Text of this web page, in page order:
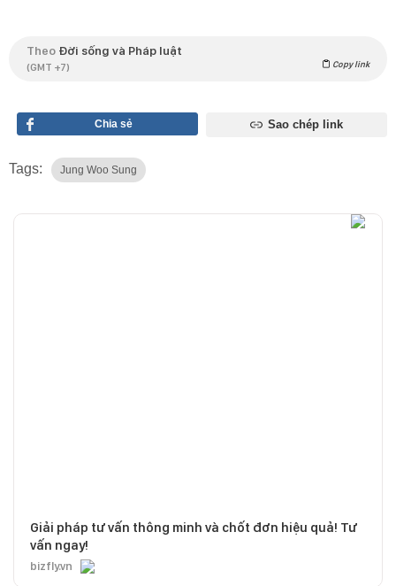
Theo Đời sống và Pháp luật
(GMT +7) Copy link
Chia sẻ Sao chép link
Tags: Jung Woo Sung
Giải pháp tư vấn thông minh và chốt đơn hiệu quả! Tư
vấn ngay!
bizfly.vn